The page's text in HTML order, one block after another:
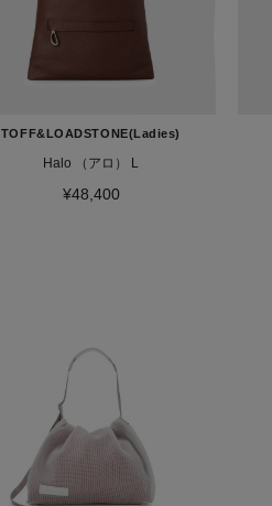
TOFF&LOADSTONE(Ladies)
Halo （アロ） L
¥48,400